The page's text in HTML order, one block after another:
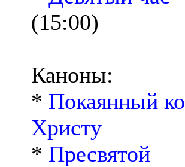
(15:00)
Каноны:
* Покаянный ко
Христу
* Пресвятой